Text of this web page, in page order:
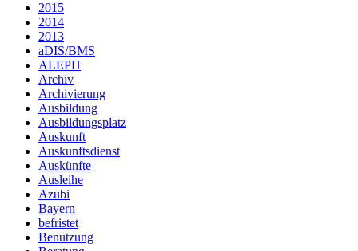
2015
2014
2013
aDIS/BMS
ALEPH
Archiv
Archivierung
Ausbildung
Ausbildungsplatz
Auskunft
Auskunftsdienst
Auskünfte
Ausleihe
Azubi
Bayern
befristet
Benutzung